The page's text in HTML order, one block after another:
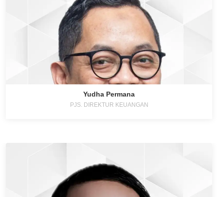
Yudha Permana
PJS. DIREKTUR KEUANGAN